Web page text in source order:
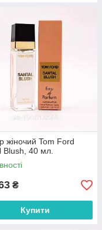
жіночий Tom Ford
Blush, 40 мл.
₴
Купити